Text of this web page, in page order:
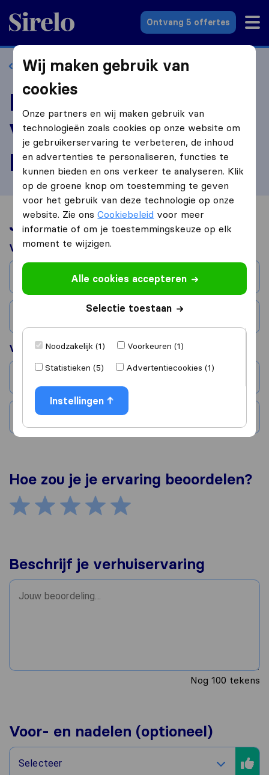
Sirelo.nl
Ontvang 5 offertes
Terug naar profiel
Beoordeel
Verhuisbedrijf
Beverwijk
Jouw verhuiservaring
Verhuisd van
Verhuisd naar
Land
Hoe zou je je ervaring beoordelen?
Beschrijf je verhuiservaring
Nog 100 tekens
Voor- en nadelen (optioneel)
Selecteer
Wij maken gebruik van
cookies
Onze partners en wij maken gebruik van
technologieën zoals cookies op onze website om
je gebruikerservaring te verbeteren, de inhoud
en advertenties te personaliseren, functies te
kunnen bieden en ons verkeer te analyseren. Klik
op de groene knop om toestemming te geven
voor het gebruik van deze technologie op onze
website. Zie onsCookiebeleid voor meer
informatie of om je toestemmingskeuze op elk
moment te wijzigen.
Alle cookies accepteren
Selectie toestaan
Noodzakelijk (1)
Voorkeuren (1)
Statistieken (5)
Advertentiecookies (1)
Instellingen